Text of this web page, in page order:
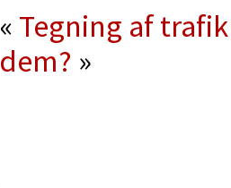
« Tegning af
dem? »